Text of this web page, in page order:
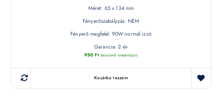
Méret: 65 x 134 mm
Fényerőszabályzás: NEM
Fényerő megfelel: 90W normál izzó
Garancia: 2 év
950Ft (készletről érdeklődjön)
Kosárba teszem